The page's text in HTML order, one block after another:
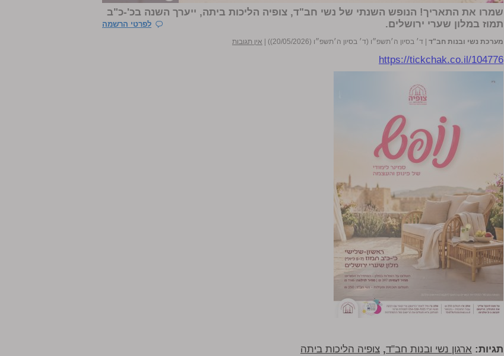
שמרו את התאריך! הנופש השנתי של נשי חב"ד, צופיה הליכות ביתה, ייערך השנה בכ'-כ"ב
תמוז במלון שערי ירושלים.
לפרטי הרשמה
מערכת נשי ובנות חב"ד ד׳ בסיון ה׳תשפ״ו (ד׳ בסיון ה׳תשפ״ו (20/05/2026)) אין תגובות
https://tickchak.co.il/104776
תגיות: ארגון נשי ובנות חב"ד, צופיה הליכות ביתה